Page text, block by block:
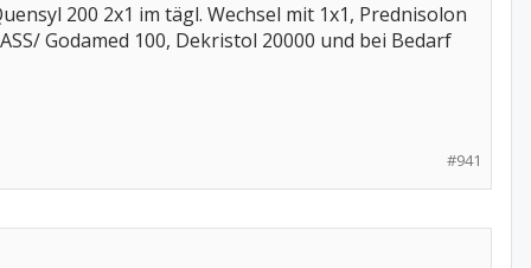
200 2x1 im tägl. Wechsel mit 1x1, Prednisolon
Godamed 100, Dekristol 20000 und bei Bedarf
#941